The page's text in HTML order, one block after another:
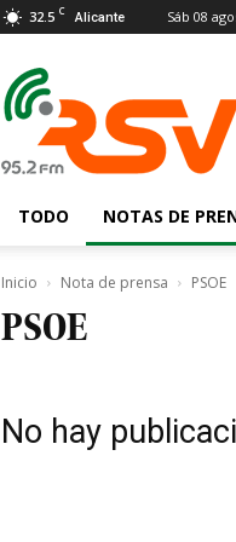
32.5 C Alicante Sáb 08
San
Vicente
TODO NOTAS DE
Inicio Nota de prensa PSOE
PSOE
No hay